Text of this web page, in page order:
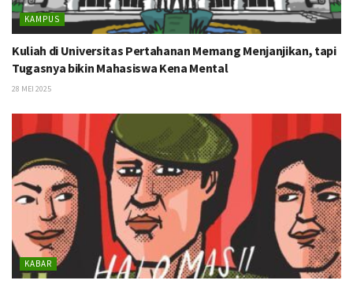
KAMPUS
Kuliah di Universitas Pertahanan Memang Menjanjikan, tapi
Tugasnya bikin Mahasiswa Kena Mental
28 MEI 2025
KABAR